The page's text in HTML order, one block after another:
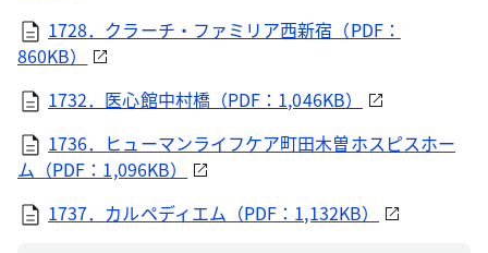
1728．クラーチ・ファミリア西新宿（PDF：
860KB）
1732．医心館中村橋（PDF：1,046KB）
1736．ヒューマンライフケア町田木曽ホスピスホー
ム（PDF：1,096KB）
1737．カルペディエム（PDF：1,132KB）